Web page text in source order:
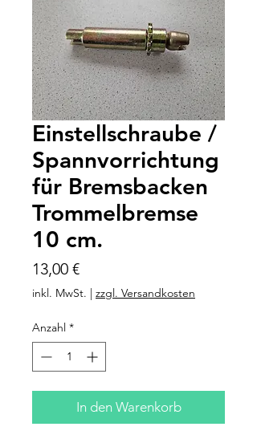
Einstellschraube /
Spannvorrichtung
für Bremsbacken
Trommelbremse
10 cm.
13,00 €Preis
inkl. MwSt. | zzgl. Versandkosten
Anzahl *
In den Warenkorb